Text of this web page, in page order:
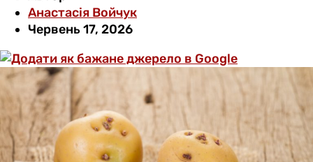
Анастасія Войчук
Червень 17, 2026